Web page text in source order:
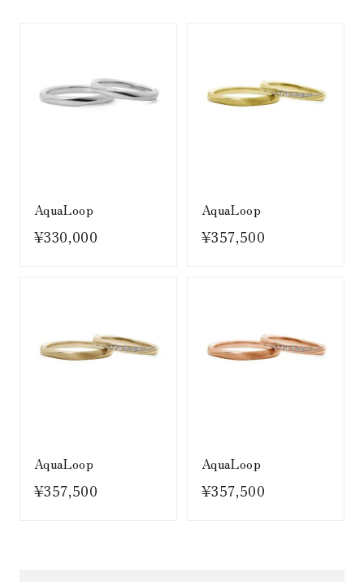
AquaLoop
¥330,000
AquaLoop
¥357,500
AquaLoop
¥357,500
AquaLoop
¥357,500